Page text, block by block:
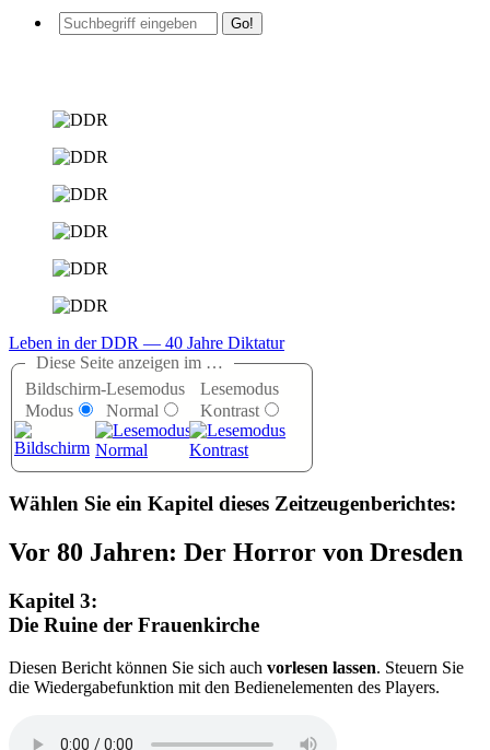
Leben in der DDR — 40 Jahre Diktatur
Diese Seite anzeigen im …
Bildschirm-
Modus
Lesemodus
Normal
Lesemodus
Kontrast
Wählen Sie ein Kapitel dieses Zeitzeugenberichtes:
Vor 80 Jahren: Der Horror von Dresden
Kapitel 3:
Die Ruine der Frauenkirche
Diesen Bericht können Sie sich auch vorlesen lassen. Steuern Sie
die Wiedergabefunktion mit den Bedienelementen des Players.